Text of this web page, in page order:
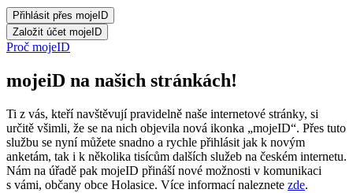
Proč mojeID
mojeiD na našich stránkách!
Ti z vás, kteří navštěvují pravidelně naše internetové stránky, si
určitě všimli, že se na nich objevila nová ikonka „mojeID“. Přes tuto
službu se nyní můžete snadno a rychle přihlásit jak k novým
anketám, tak i k několika tisícům dalších služeb na českém internetu.
Nám na úřadě pak mojeID přináší nové možnosti v komunikaci
s vámi, občany obce Holasice. Více informací naleznete zde.